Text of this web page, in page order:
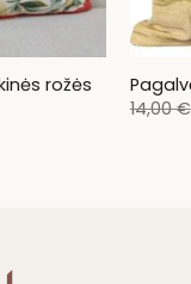
rožės
14,00€